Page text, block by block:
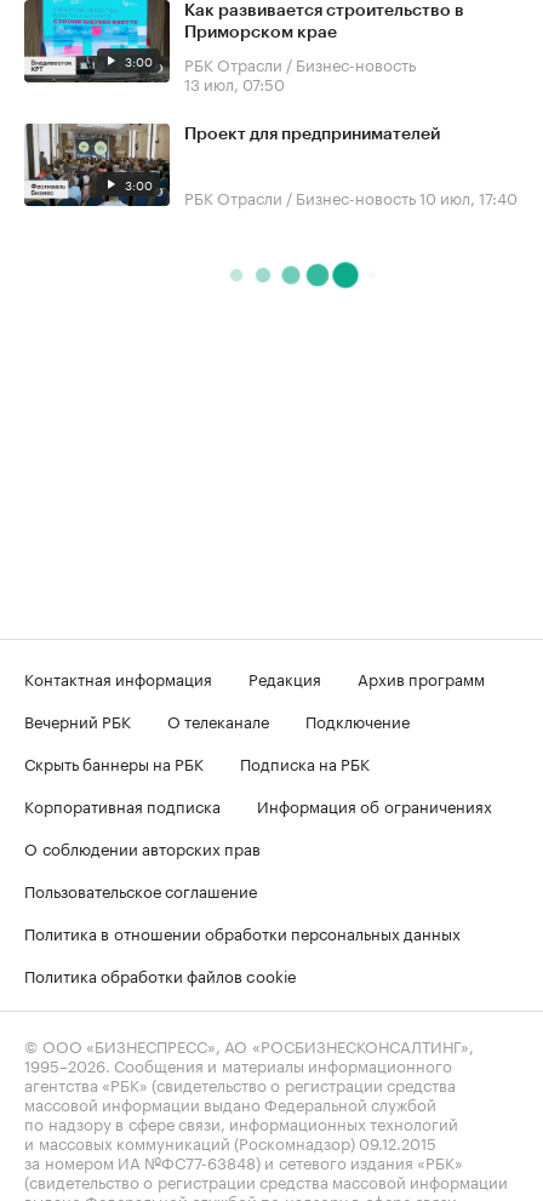
3:00
Как развивается строительство в
Приморском крае
РБК Отрасли / Бизнес-новость
13 июл, 07:50
3:00
Проект для предпринимателей
РБК Отрасли / Бизнес-новость10 июл, 17:40
Контактная информация Редакция
Архив программ
Вечерний РБК
О телеканале
Подключение
Скрыть баннеры на РБК
Подписка на РБК
Корпоративная подписка
Информация об ограничениях
О соблюдении авторских прав
Пользовательское соглашение
Политика в отношении обработки персональных данных
Политика обработки файлов cookie
© ООО «БИЗНЕСПРЕСС», АО «РОСБИЗНЕСКОНСАЛТИНГ»,
1995–2026 . Сообщения и материалы информационного
агентства «РБК» (свидетельство о регистрации средства
массовой информации выдано Федеральной службой
по надзору в сфере связи, информационных технологий
и массовых коммуникаций (Роскомнадзор) 09.12.2015
за номером ИА №ФС77-63848) и сетевого издания «РБК»
(свидетельство о регистрации средства массовой информации